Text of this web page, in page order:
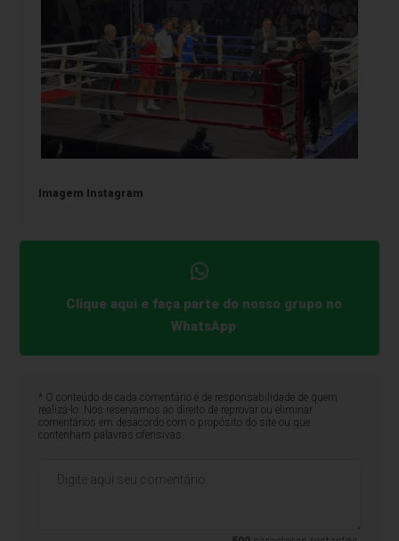
Imagem Instagram
Clique aqui e faça parte do nosso grupo no
WhatsApp
* O conteúdo de cada comentário é de responsabilidade de quem
realizá-lo. Nos reservamos ao direito de reprovar ou eliminar
comentários em desacordo com o propósito do site ou que
contenham palavras ofensivas.